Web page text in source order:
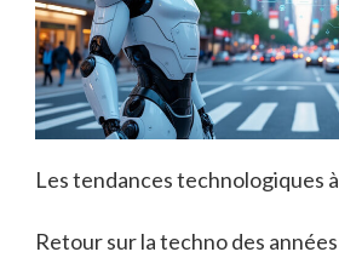
Les tendances technologiques
Retour sur la techno des